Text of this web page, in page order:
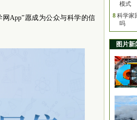
App”愿成为公众与科学的信
模式
8 科学家
吗
图片新